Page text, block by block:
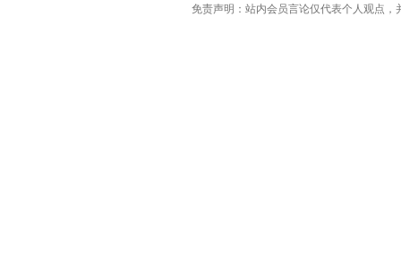
免责声明：站内会员言论仅代表个人观点